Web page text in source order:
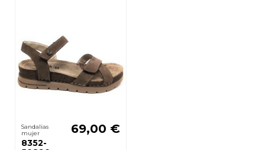
Sandalias
mujer
8352-
69,00 €